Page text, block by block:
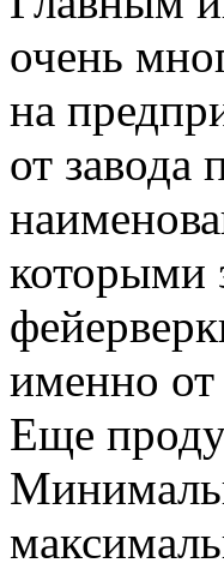
очень
на
от завода
которыми
именно от
Еще